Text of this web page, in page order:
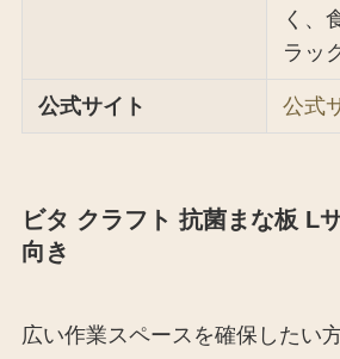
く、
ラッ
公式サイト 公式
ビタ クラフト 抗菌まな板 L
向き
広い作業スペースを確保したい